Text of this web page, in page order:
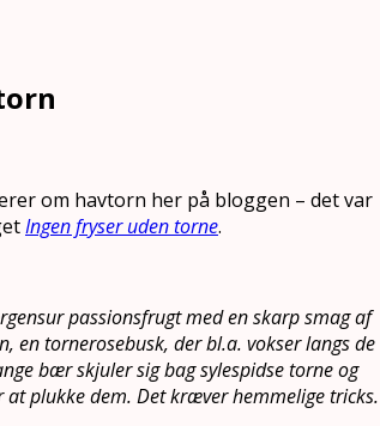
om havtorn her på bloggen – det var
Ingen fryser uden torne.
passionsfrugt med en skarp smag af
en tornerosebusk, der bl.a. vokser langs de
bær skjuler sig bag sylespidse torne og
plukke dem. Det kræver hemmelige tricks.